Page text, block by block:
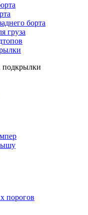
борта
груза
подкрылки
порогов